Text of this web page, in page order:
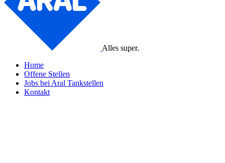
Alles super.
Home
Offene Stellen
Jobs bei Aral Tankstellen
Kontakt